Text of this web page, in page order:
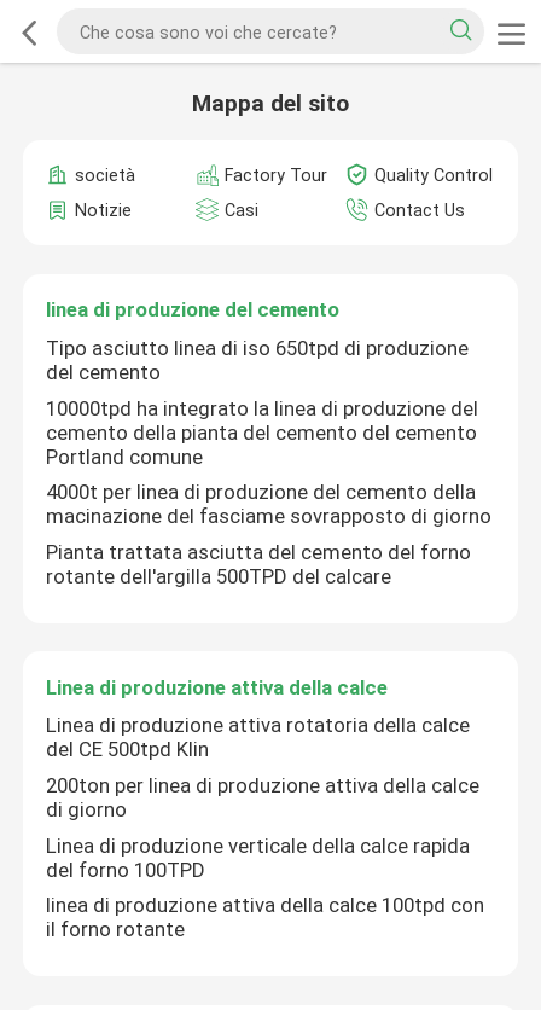
Mappa del sito
società Factory Tour
Quality Control
Notizie
Casi Contact Us
linea di produzione del cemento
Tipo asciutto linea di iso 650tpd di produzione
del cemento
10000tpd ha integrato la linea di produzione del
cemento della pianta del cemento del cemento
Portland comune
4000t per linea di produzione del cemento della
macinazione del fasciame sovrapposto di giorno
Pianta trattata asciutta del cemento del forno
rotante dell'argilla 500TPD del calcare
Linea di produzione attiva della calce
Linea di produzione attiva rotatoria della calce
del CE 500tpd Klin
200ton per linea di produzione attiva della calce
di giorno
Linea di produzione verticale della calce rapida
del forno 100TPD
linea di produzione attiva della calce 100tpd con
il forno rotante